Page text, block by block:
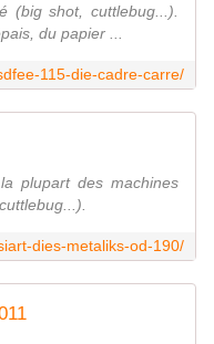
(big shot, cuttlebug...).
du papier ...
115-die-cadre-carre/
plupart des machines
dies-metaliks-od-190/